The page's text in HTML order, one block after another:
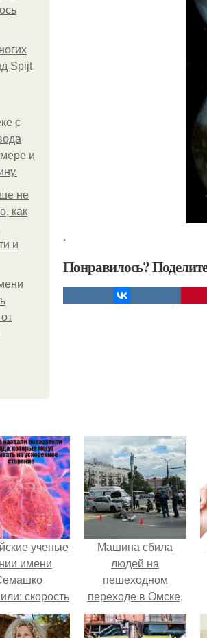
Spijt
с
и
не
как
и
.
Понравилось?
ученые
имени
скорость
напрямую
от
Машина сбила
людей на
пешеходном
переходе в Омске,
пострадали 8
человек.